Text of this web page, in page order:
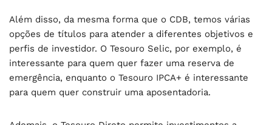
Além disso, da mesma forma que o CDB, temos várias
opções de títulos para atender a diferentes objetivos e
perfis de investidor. O Tesouro Selic, por exemplo, é
interessante para quem quer fazer uma reserva de
emergência, enquanto o Tesouro IPCA+ é interessante
para quem quer construir uma aposentadoria.